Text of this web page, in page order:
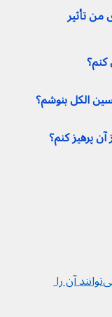
من تأثیر
آن پرهیز کنم؟
چه کسانی می‌توانند و چه کسانی نمی‌توانند آن را